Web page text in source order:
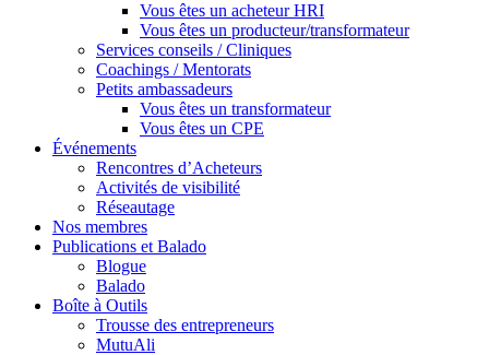
Vous êtes un acheteur HRI
Vous êtes un producteur/transformateur
Services conseils / Cliniques
Coachings / Mentorats
Petits ambassadeurs
Vous êtes un transformateur
Vous êtes un CPE
Événements
Rencontres d’Acheteurs
Activités de visibilité
Réseautage
Nos membres
Publications et Balado
Blogue
Balado
Boîte à Outils
Trousse des entrepreneurs
MutuAli